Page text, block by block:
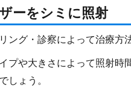
ーをシミに照射
ング・診察によって治療方
プや大きさによって照射時
しょう。